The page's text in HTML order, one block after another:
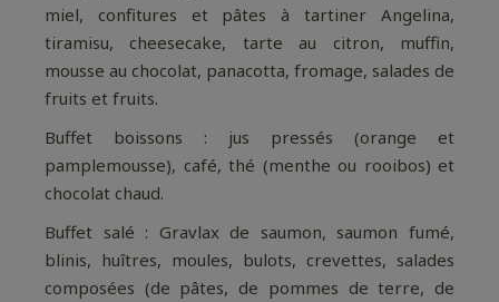
miel, confitures et pâtes à tartiner Angelina,
tiramisu, cheesecake, tarte au citron, muffin,
mousse au chocolat, panacotta, fromage, salades de
fruits et fruits.
Buffet boissons : jus pressés (orange et
pamplemousse), café, thé (menthe ou rooibos) et
chocolat chaud.
Buffet salé : Gravlax de saumon, saumon fumé,
blinis, huîtres, moules, bulots, crevettes, salades
composées (de pâtes, de pommes de terre, de